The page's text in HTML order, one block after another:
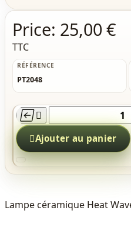
Price: 25,00 €
TTC
RÉFÉRENCE
PT2048
 
Ajouter au panier
Lampe céramique Heat